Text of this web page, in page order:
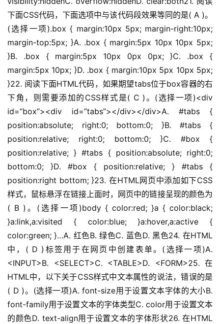
下面CSS代码，下面选项中与该代码段效果等同的是( A )。
(选择一项).box { margin:10px 5px; margin-right:10px;
margin-top:5px; }A. .box { margin:5px 10px 10px 5px;
}B. .box { margin:5px 10px 0px 0px; }C. .box {
margin:5px 10px; }D. .box { margin:10px 5px 10px 5px;
}22. 阅读下面HTML代码，如果期望tabs位于box容器的右
下角，则需要添加的CSS样式是( C )。(选择一项)<div
id=”box”><div id=”tabs”></div></div>A. #tabs {
position:absolute; right:0; bottom:0; }B. #tabs {
position:relative; right:0; bottom:0; }C. #box {
position:relative; } #tabs { position:absolute; right:0;
bottom:0; }D. #box { position:relative; } #tabs {
position:right bottom; }23. 在HTML网页中添加如下CSS
样式，鼠标悬浮在链接上面时，网页中的链接呈现的颜色为
( B )。(选择一项)body { color:red; }a { color:black;
}a:link,a:visited { color:blue; }a:hover,a:active {
color:green; }…A. 红色B. 绿色C. 蓝色D. 黑色24. 在HTML
中，( D )标签用于在网页中创建表单。(选择一项)A.
<INPUT>B. <SELECT>C. <TABLE>D. <FORM>25. 在
HTML中，以下关于CSS样式中文本属性的说法，错误的是
( D )。(选择一项)A. font-size用于设置文本字体的大小B.
font-family用于设置文本的字体类型C. color用于设置文本
的颜色D. text-align用于设置文本的字体形状26. 在HTML